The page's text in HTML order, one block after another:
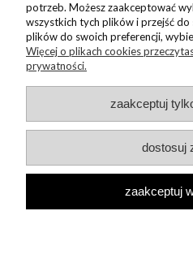
Copyright © 2022 Borika.pl
potrzeb. Możesz zaakceptować
wszystkich tych plików i przejść
plików do swoich preferencji,
Więcej o plikach cookies
prywatności.
zaakceptuj
dostosuj
zaakceptuj